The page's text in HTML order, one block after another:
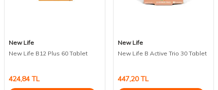
New Life
New Life B12 Plus 60 Tablet
424,84 TL
New Life
New Life B Active Trio 30 Tablet
447,20TL